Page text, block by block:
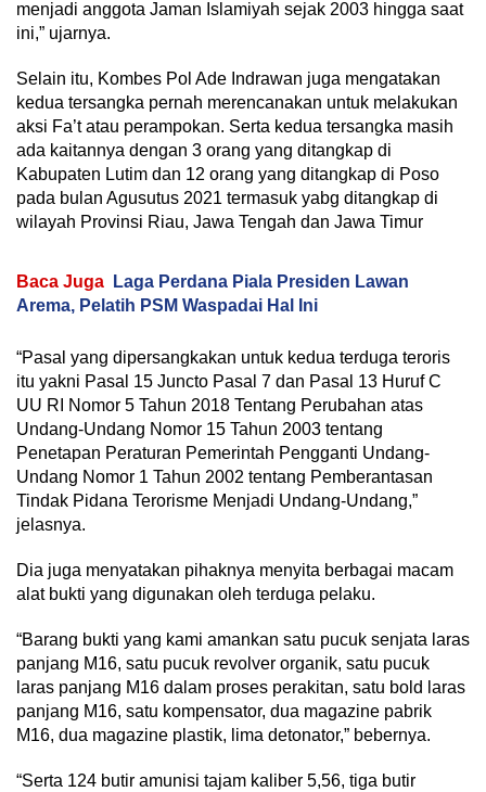
menjadi anggota Jaman Islamiyah sejak 2003 hingga saat
ini,” ujarnya.
Selain itu, Kombes Pol Ade Indrawan juga mengatakan
kedua tersangka pernah merencanakan untuk melakukan
aksi Fa’t atau perampokan. Serta kedua tersangka masih
ada kaitannya dengan 3 orang yang ditangkap di
Kabupaten Lutim dan 12 orang yang ditangkap di Poso
pada bulan Agusutus 2021 termasuk yabg ditangkap di
wilayah Provinsi Riau, Jawa Tengah dan Jawa Timur
Baca Juga
Laga Perdana Piala Presiden Lawan
Arema, Pelatih PSM Waspadai Hal Ini
“Pasal yang dipersangkakan untuk kedua terduga teroris
itu yakni Pasal 15 Juncto Pasal 7 dan Pasal 13 Huruf C
UU RI Nomor 5 Tahun 2018 Tentang Perubahan atas
Undang-Undang Nomor 15 Tahun 2003 tentang
Penetapan Peraturan Pemerintah Pengganti Undang-
Undang Nomor 1 Tahun 2002 tentang Pemberantasan
Tindak Pidana Terorisme Menjadi Undang-Undang,”
jelasnya.
Dia juga menyatakan pihaknya menyita berbagai macam
alat bukti yang digunakan oleh terduga pelaku.
“Barang bukti yang kami amankan satu pucuk senjata laras
panjang M16, satu pucuk revolver organik, satu pucuk
laras panjang M16 dalam proses perakitan, satu bold laras
panjang M16, satu kompensator, dua magazine pabrik
M16, dua magazine plastik, lima detonator,” bebernya.
“Serta 124 butir amunisi tajam kaliber 5,56, tiga butir